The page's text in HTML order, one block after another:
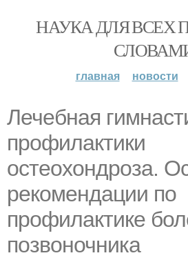
НАУКА ДЛЯ ВСЕХ
главная новости
Лечебная
профилактики
остеохондроза.
рекомендации по
профилактике
позвоночника